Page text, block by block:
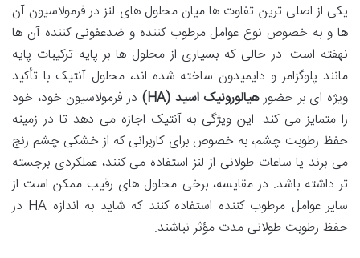
یکی از اصلی ترین تفاوت ها میان محلول های لنز در فرمولاسیون آن
ها و به خصوص نوع عوامل مرطوب کننده و ضدعفونی کننده آن ها
نهفته است. در حالی که بسیاری از محلول ها بر پایه ترکیبات پایه
مانند پلوگزامر و دایمیدون ساخته شده اند، محلول آنتیک با تأکید
ویژه ای بر حضورهیالورونیک اسید (HA)
در فرمولاسیون خود، خود
را متمایز می کند. این ویژگی به آنتیک اجازه می دهد تا در زمینه
حفظ رطوبت چشم، به خصوص برای کاربرانی که از خشکی چشم رنج
می برند یا ساعات طولانی از لنز استفاده می کنند، عملکردی برجسته
تر داشته باشد. در مقایسه، برخی محلول های رقیب ممکن است از
سایر عوامل مرطوب کننده استفاده کنند که شاید به اندازه HA در
حفظ رطوبت طولانی مدت مؤثر نباشند.